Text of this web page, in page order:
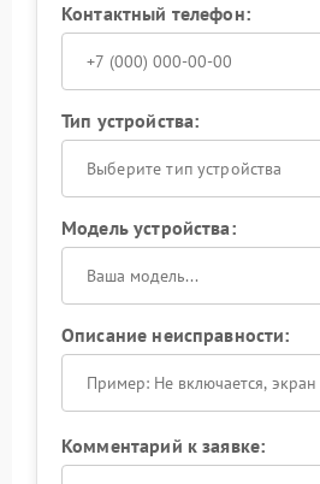
Контактный телефон:
Тип устройства:
Выберите тип устройства
Модель устройства:
Описание неисправности:
Комментарий к заявке: